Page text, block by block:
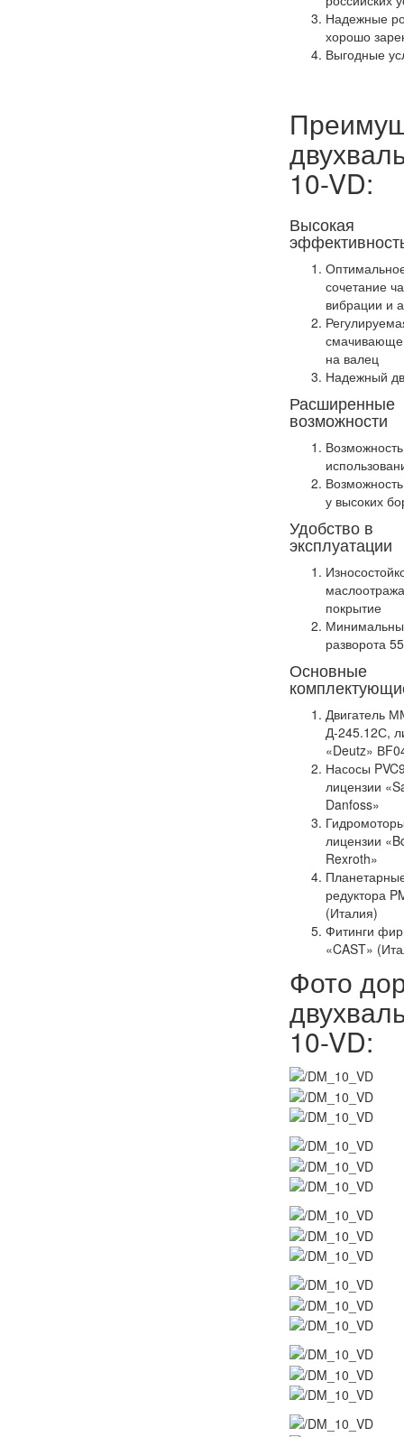
Надежные
хорошо
Выгодные
10-VD:
Высокая
сочетание
вибрации и
на валец
Надежный
Расширенные
возможности
Возможность
у высоких
Удобство в
эксплуатации
покрытие
разворота
Основные
Двигатель
Д-245.12С,
«Deutz»
Насосы
лицензии
Danfoss»
лицензии
Rexroth»
редуктора
(Италия)
Фитинги
«CAST»
Фото
10-VD: